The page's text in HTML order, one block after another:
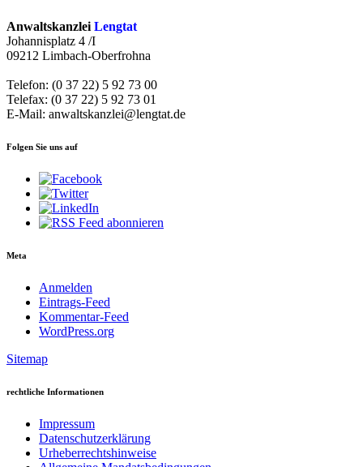
Anwaltskanzlei Lengtat
Johannisplatz 4 /I
09212 Limbach-Oberfrohna
Telefon: (0 37 22) 5 92 73 00
Telefax: (0 37 22) 5 92 73 01
E-Mail: anwaltskanzlei@lengtat.de
Folgen Sie uns auf
Meta
Anmelden
Eintrags-Feed
Kommentar-Feed
WordPress.org
Sitemap
rechtliche Informationen
Impressum
Datenschutzerklärung
Urheberrechtshinweise